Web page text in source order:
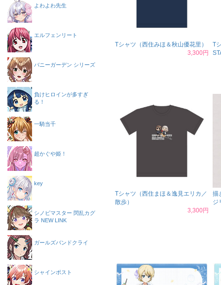
Tシャツ（西住みほ＆秋山優花里）
3,300円
T
Tシャツ（西住まほ＆逸見エリカ／
散歩）
3,300円
描
ジ
よわよわ先生
エルフェンリート
バニーガーデン シリーズ
負けヒロインが多すぎ
る！
一騎当千
超かぐや姫！
key
シノビマスター 閃乱カグ
ラ NEW LINK
ガールズバンドクライ
シャインポスト